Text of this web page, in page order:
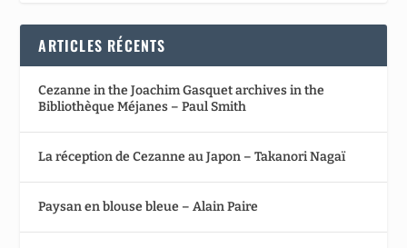
ARTICLES RÉCENTS
Cezanne in the Joachim Gasquet archives in the
Bibliothèque Méjanes – Paul Smith
La réception de Cezanne au Japon – Takanori Nagaï
Paysan en blouse bleue – Alain Paire